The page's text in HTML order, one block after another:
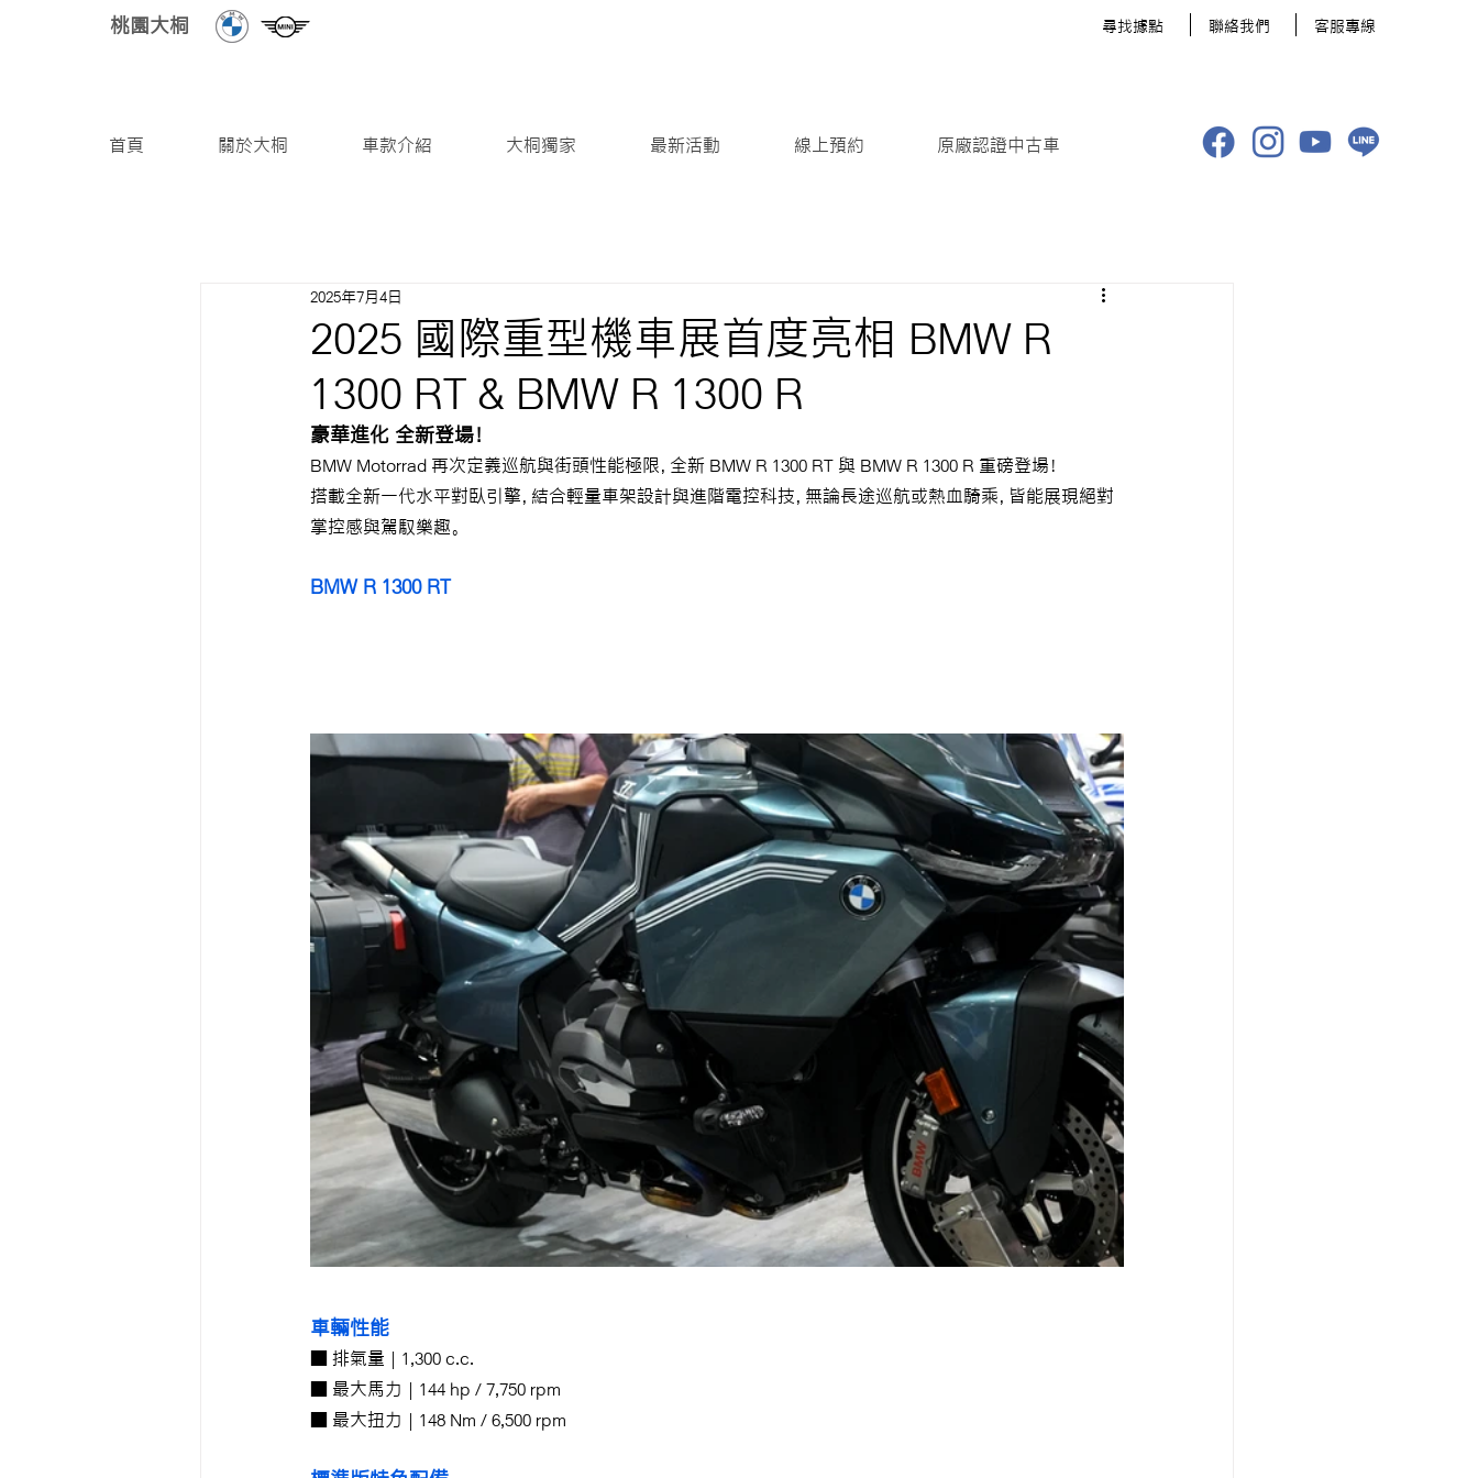
桃園大桐 ​尋找據點 聯絡我們 客服專線
首頁 關於大桐 車款介紹 大桐獨家 最新活動 線上預約 原廠認證中古車
2025 國際重型機車展首度亮相 BMW R
1300 RT & BMW R 1300 R
2025年7月4日
豪華進化 全新登場！
BMW Motorrad 再次定義巡航與街頭性能極限，全新 BMW R 1300 RT 與 BMW R 1300 R 重磅登場！
搭載全新一代水平對臥引擎，結合輕量車架設計與進階電控科技，無論長途巡航或熱血騎乘，皆能展現絕對
掌控感與駕馭樂趣。
BMW R 1300 RT
車輛性能
■ 排氣量 | 1,300 c.c.
■ 最大馬力 | 144 hp / 7,750 rpm
■ 最大扭力 | 148 Nm / 6,500 rpm